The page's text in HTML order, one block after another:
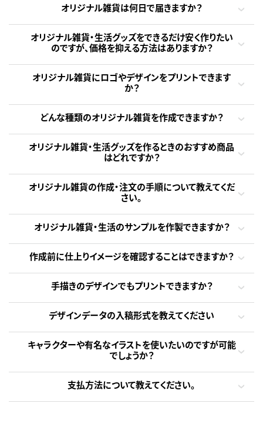
オリジナル雑貨は何日で届きますか？
オリジナル雑貨・生活グッズをできるだけ安く作りたい
のですが、価格を抑える方法はありますか？
オリジナル雑貨にロゴやデザインをプリントできます
か？
どんな種類のオリジナル雑貨を作成できますか？
オリジナル雑貨・生活グッズを作るときのおすすめ商品
はどれですか？
オリジナル雑貨の作成・注文の手順について教えてくだ
さい。
オリジナル雑貨・生活のサンプルを作製できますか？
作成前に仕上りイメージを確認することはできますか？
手描きのデザインでもプリントできますか？
デザインデータの入稿形式を教えてください
キャラクターや有名なイラストを使いたいのですが可能
でしょうか？
支払方法について教えてください。